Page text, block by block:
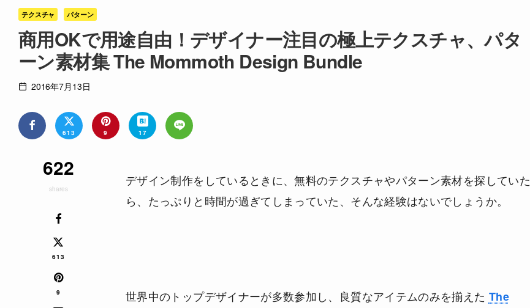
テクスチャ パターン
商用OKで用途自由！デザイナー注目の極上テクスチャ、パタ
ーン素材集 The Mommoth Design Bundle
2016年7月13日
613 9 17
622
shares
613
9
デザイン制作をしているときに、無料のテクスチャやパターン素材を探していた
ら、たっぷりと時間が過ぎてしまっていた、そんな経験はないでしょうか。
世界中のトップデザイナーが多数参加し、良質なアイテムのみを揃えた The